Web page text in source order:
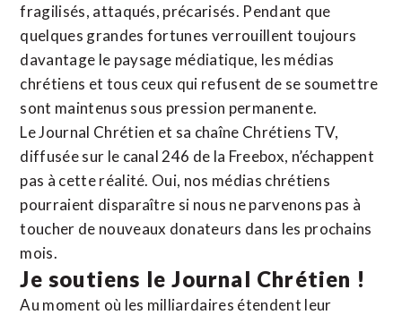
fragilisés, attaqués, précarisés. Pendant que
quelques grandes fortunes verrouillent toujours
davantage le paysage médiatique, les médias
chrétiens et tous ceux qui refusent de se soumettre
sont maintenus sous pression permanente.
Le Journal Chrétien et sa chaîne Chrétiens TV,
diffusée sur le canal 246 de la Freebox, n’échappent
pas à cette réalité. Oui, nos médias chrétiens
pourraient disparaître si nous ne parvenons pas à
toucher de nouveaux donateurs dans les prochains
mois.
Je soutiens le Journal Chrétien !
Au moment où les milliardaires étendent leur